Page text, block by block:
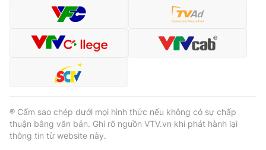
Infographic
Shorts video
VTV Sức khoẻ Bất động sản
® Cấm sao chép dưới mọi hình thức nếu không có sự chấp
thuận bằng văn bản. Ghi rõ nguồn VTV.vn khi phát hành lại
thông tin từ website này.